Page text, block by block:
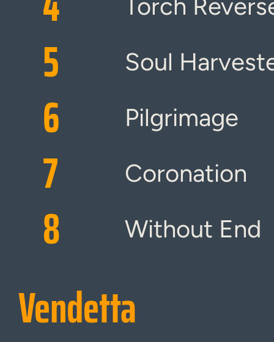
Torch
5 Soul
6 Pilgrimage
7 Coronation
8 Without End
Vendetta